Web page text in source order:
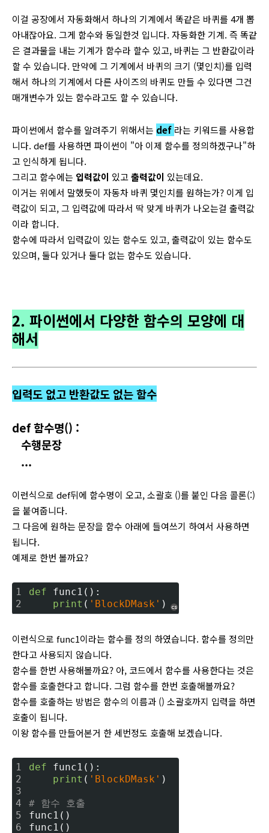
이걸 공장에서 자동화해서 하나의 기계에서 똑같은 바퀴를 4개 뽑
아내잖아요. 그게 함수와 동일한것 입니다. 자동화한 기계. 즉 똑같
은 결과물을 내는 기계가 함수라 할수 있고, 바퀴는 그 반환값이라
할 수 있습니다. 만약에 그 기계에서 바퀴의 크기 (몇인치)를 입력
해서 하나의 기계에서 다른 사이즈의 바퀴도 만들 수 있다면 그건
매개변수가 있는 함수라고도 할 수 있습니다.
파이썬에서 함수를 알려주기 위해서는 def 라는 키워드를 사용합
니다. def를 사용하면 파이썬이 "아 이제 함수를 정의하겠구나"하
고 인식하게 됩니다.
그리고 함수에는 입력값이 있고출력값이 있는데요.
이거는 위에서 말했듯이 자동차 바퀴 몇인치를 원하는가? 이게 입
력값이 되고, 그 입력값에 따라서 딱 맞게 바퀴가 나오는걸 출력값
이라 합니다.
함수에 따라서 입력값이 있는 함수도 있고, 출력값이 있는 함수도
있으며, 둘다 있거나 둘다 없는 함수도 있습니다.
2. 파이썬에서 다양한 함수의 모양에 대
해서
입력도 없고 반환값도 없는 함수
def 함수명() :
수행문장
...
이런식으로 def뒤에 함수명이 오고, 소괄호 ()를 붙인 다음 콜론(:)
을 붙여줍니다.
그 다음에 원하는 문장을 함수 아래에 들여쓰기 하여서 사용하면
됩니다.
예제로 한번 볼까요?
1
2
def func1():
print ( 'BlockDMask' ) cs
이런식으로 func1이라는 함수를 정의 하였습니다. 함수를 정의만
한다고 사용되지 않습니다.
함수를 한번 사용해볼까요? 아, 코드에서 함수를 사용한다는 것은
함수를 호출한다고 합니다. 그럼 함수를 한번 호출해볼까요?
함수를 호출하는 방법은 함수의 이름과 () 소괄호까지 입력을 하면
호출이 됩니다.
이왕 함수를 만들어본거 한 세번정도 호출해 보겠습니다.
1
2
3
4
5
6
def func1():
print ( 'BlockDMask' )
# 함수 호출
func1()
func1()